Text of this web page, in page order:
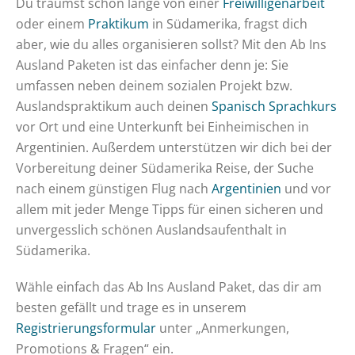
oder einem Praktikum in Südamerika, fragst dich
aber, wie du alles organisieren sollst? Mit den Ab Ins
Ausland Paketen ist das einfacher denn je: Sie
umfassen neben deinem sozialen Projekt bzw.
Auslandspraktikum auch deinen Spanisch Sprachkurs
vor Ort und eine Unterkunft bei Einheimischen in
Argentinien. Außerdem unterstützen wir dich bei der
Vorbereitung deiner Südamerika Reise, der Suche
nach einem günstigen Flug nach Argentinien und vor
allem mit jeder Menge Tipps für einen sicheren und
unvergesslich schönen Auslandsaufenthalt in
Südamerika.
Wähle einfach das Ab Ins Ausland Paket, das dir am
besten gefällt und trage es in unserem
Registrierungsformular unter „Anmerkungen,
Promotions & Fragen“ ein.